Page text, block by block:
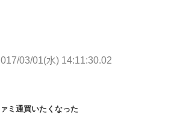
03/01(水) 14:11:30.02
ミ通買いたくなった